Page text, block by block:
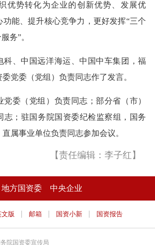
优势转化为企业的创新优势、发展优
功能、提升核心竞争力，更好发挥“三个
务”。
科、中国远洋海运、中国中车集团，福
党委（党组）负责同志作了发言。
党委（党组）负责同志；部分省（市）
志；驻国务院国资委纪检监察组，国务
属事业单位负责同志参加会议。
【责任编辑：李子红】
地方国资委 中央企业
文版 | 邮箱 | 国资小新 | 国资报告
院国资委宣传局